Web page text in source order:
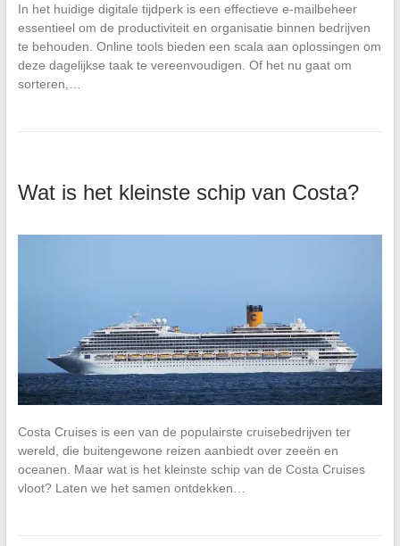
In het huidige digitale tijdperk is een effectieve e-mailbeheer
essentieel om de productiviteit en organisatie binnen bedrijven
te behouden. Online tools bieden een scala aan oplossingen om
deze dagelijkse taak te vereenvoudigen. Of het nu gaat om
sorteren,…
Wat is het kleinste schip van Costa?
Costa Cruises is een van de populairste cruisebedrijven ter
wereld, die buitengewone reizen aanbiedt over zeeën en
oceanen. Maar wat is het kleinste schip van de Costa Cruises
vloot? Laten we het samen ontdekken…